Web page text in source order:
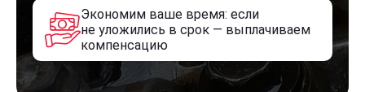
Экономим ваше время: если
не уложились в срок — выплачиваем
компенсацию